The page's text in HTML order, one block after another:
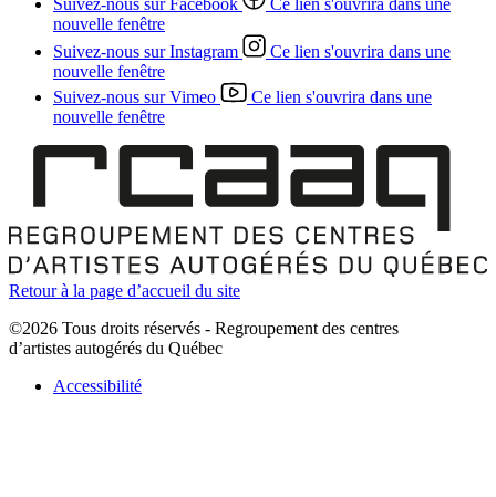
Suivez-nous sur Facebook
Ce lien s'ouvrira dans une
nouvelle fenêtre
Suivez-nous sur Instagram
Ce lien s'ouvrira dans une
nouvelle fenêtre
Suivez-nous sur Vimeo
Ce lien s'ouvrira dans une
nouvelle fenêtre
Retour à la page d’accueil du site
©2026 Tous droits réservés - Regroupement des centres
d’artistes autogérés du Québec
Accessibilité